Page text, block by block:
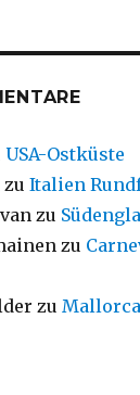
USA-Ostküste
zuItalien
zu
zu
zu